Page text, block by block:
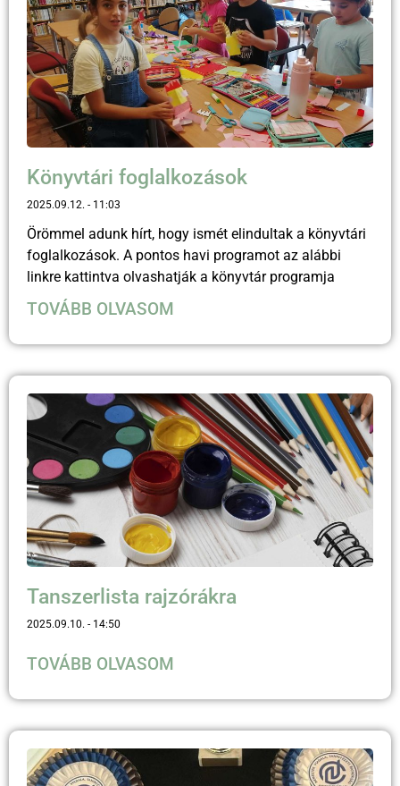
Könyvtári foglalkozások
2025.09.12. 11:03
Örömmel adunk hírt, hogy ismét elindultak a könyvtári
foglalkozások. A pontos havi programot az alábbi
linkre kattintva olvashatják a könyvtár programja
TOVÁBB OLVASOM
Tanszerlista rajzórákra
2025.09.10. 14:50
TOVÁBB OLVASOM